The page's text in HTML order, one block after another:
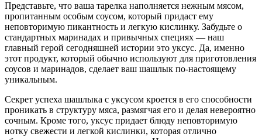
Представьте, что ваша тарелка наполняется нежным мясом,
пропитанным особым соусом, который придаст ему
неповторимую пикантность и легкую кислинку. Забудьте о
стандартных маринадах и привычных специях — наш
главный герой сегодняшней истории это уксус. Да, именно
этот продукт, который обычно используют для приготовления
соусов и маринадов, сделает ваш шашлык по-настоящему
уникальным.
Секрет успеха шашлыка с уксусом кроется в его способности
проникать в структуру мяса, размягчая его и делая невероятно
сочным. Кроме того, уксус придает блюду неповторимую
нотку свежести и легкой кислинки, которая отлично